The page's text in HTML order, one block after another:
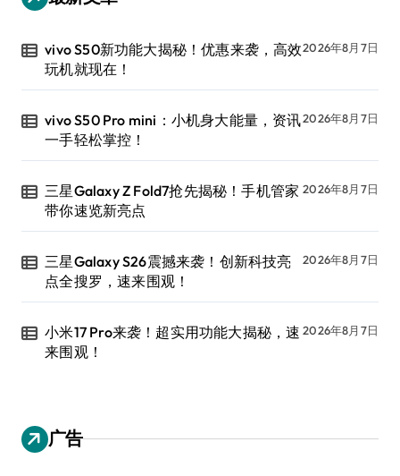
vivo S50新功能大揭秘！优惠来袭，高效
玩机就现在！
2026年8月7日
vivo S50 Pro mini：小机身大能量，资讯
一手轻松掌控！
2026年8月7日
三星Galaxy Z Fold7抢先揭秘！手机管家
带你速览新亮点
2026年8月7日
三星Galaxy S26震撼来袭！创新科技亮
点全搜罗，速来围观！
2026年8月7日
小米17 Pro来袭！超实用功能大揭秘，速
来围观！
2026年8月7日
广告